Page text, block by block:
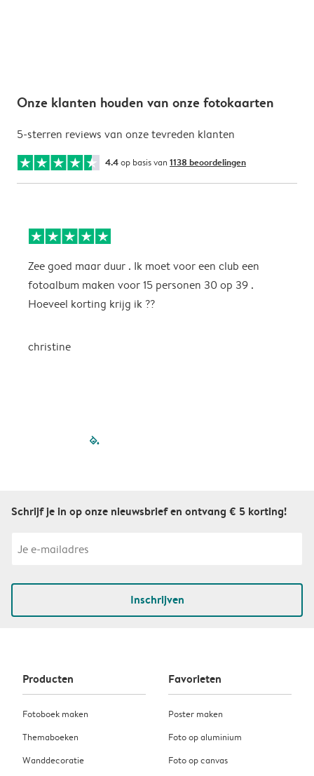
Onze klanten houden van onze fotokaarten
5-sterren reviews van onze tevreden klanten
4.4op basis van 1138 beoordelingen
Zee goed maar duur . Ik moet voor een club een
fotoalbum maken voor 15 personen 30 op 39 .
Hoeveel korting krijg ik ??
christine
filled-pagination
Schrijf je in op onze nieuwsbrief en ontvang € 5 korting!
Inschrijven
Producten
Fotoboek maken
Themaboeken
Wanddecoratie
Favorieten
Poster maken
Foto op aluminium
Foto op canvas